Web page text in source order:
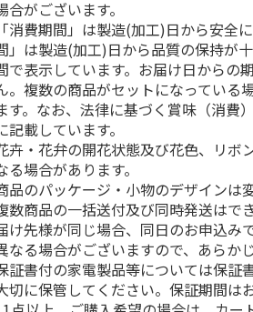
合がございます。
消費期間」は製造(加工)日から安全
」は製造(加工)日から品質の保持が
で表示しています。お届け日からの
。複数の商品がセットになっている
す。なお、法律に基づく賞味（消費
記載しています。
卉・花弁の開花状態及び花色、リボ
る場合があります。
品のパッケージ・小物のデザインは
数商品の一括送付及び同時発送はで
け先様が同じ場合、同日のお申込み
なる場合がございますので、あらか
証書付の家電製品等については保証
切に保管してください。保証期間は